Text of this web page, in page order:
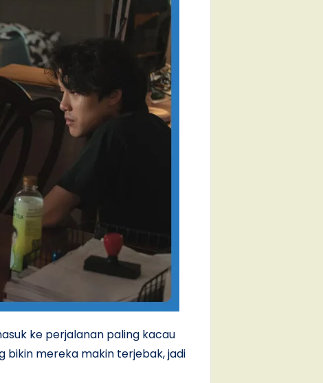
ke perjalanan paling kacau
bikin mereka makin terjebak, jadi